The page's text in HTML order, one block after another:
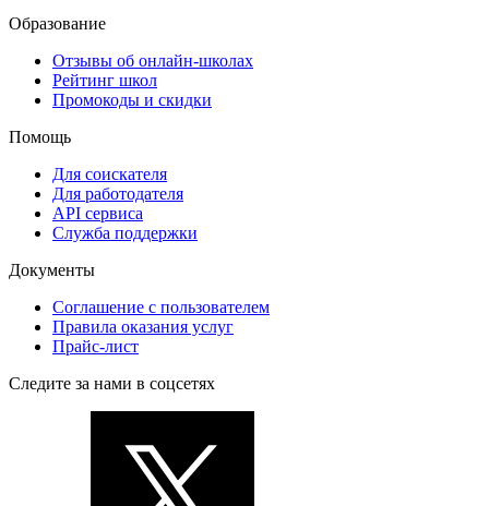
Образование
Отзывы об онлайн-школах
Рейтинг школ
Промокоды и скидки
Помощь
Для соискателя
Для работодателя
API сервиса
Служба поддержки
Документы
Соглашение с пользователем
Правила оказания услуг
Прайс-лист
Следите за нами в соцсетях